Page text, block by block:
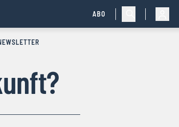
ABO